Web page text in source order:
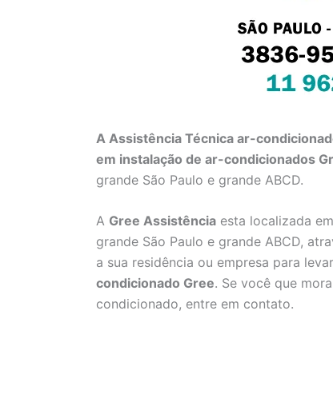
A Assistência Técnica ar-
em instalação de ar-condicionados
grande São Paulo e grande ABCD.
A Gree Assistência esta localizada
grande São Paulo e grande ABCD,
a sua residência ou empresa para
condicionado Gree. Se você que
condicionado, entre em contato.